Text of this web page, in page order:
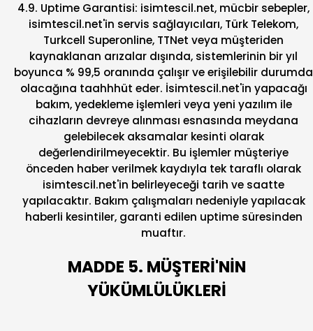
4.9. Uptime Garantisi: isimtescil.net, mücbir sebepler,
isimtescil.net'in servis sağlayıcıları, Türk Telekom,
Turkcell Superonline, TTNet veya müşteriden
kaynaklanan arızalar dışında, sistemlerinin bir yıl
boyunca % 99,5 oranında çalışır ve erişilebilir durumda
olacağına taahhhüt eder. İsimtescil.net'in yapacağı
bakım, yedekleme işlemleri veya yeni yazılım ile
cihazların devreye alınması esnasında meydana
gelebilecek aksamalar kesinti olarak
değerlendirilmeyecektir. Bu işlemler müşteriye
önceden haber verilmek kaydıyla tek taraflı olarak
isimtescil.net'in belirleyeceği tarih ve saatte
yapılacaktır. Bakım çalışmaları nedeniyle yapılacak
haberli kesintiler, garanti edilen uptime süresinden
muaftır.
MADDE 5. MÜŞTERİ'NİN
YÜKÜMLÜLÜKLERİ